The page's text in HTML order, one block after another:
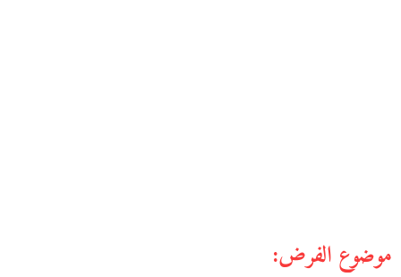
موضوع الفرض: